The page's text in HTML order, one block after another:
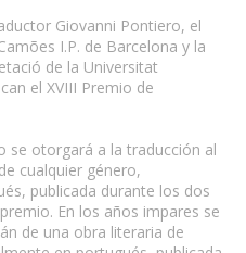
Giovanni Pontiero, el
I.P. de Barcelona y la
de la Universitat
el XVIII Premio de
se otorgará a la traducción al
cualquier género,
publicada durante los dos
En los años impares se
de una obra literaria de